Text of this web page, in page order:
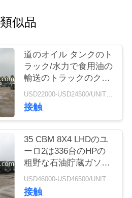
類似品
道のオイル タンクのト
ラック/水力で食用油の
輸送のトラックのクラ
ッチを離れた4X4
USD22000-USD24500/UNIT)negotiation MOQ:1 ユニット
接触
35 CBM 8X4 LHDのユ
ーロ2は336台のHPの
粗野な石油貯蔵ガソリ
ン タンク車ISO承認し
ました
USD46000-USD46500/UNIT)negotiation MOQ:1 ユニット
接触